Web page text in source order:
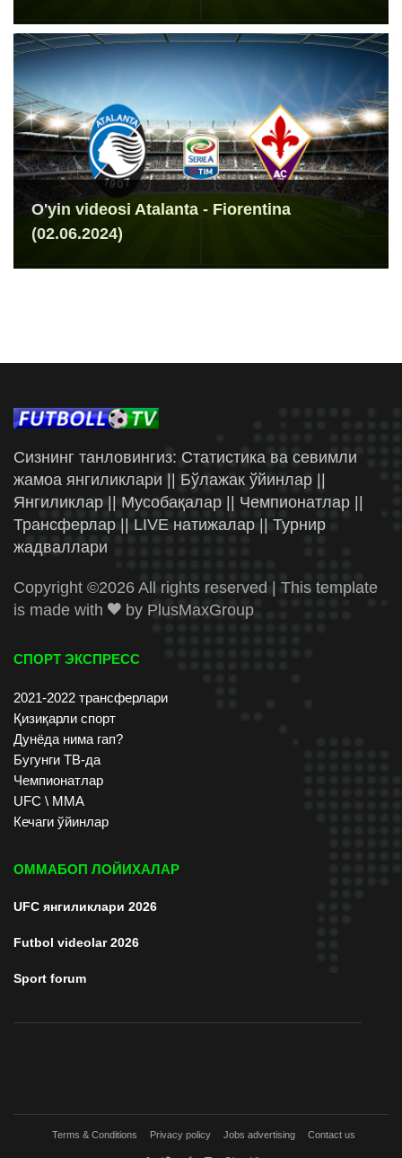
O'yin videosi Atalanta - Fiorentina
(02.06.2024)
Сизнинг танловингиз: Статистика ва севимли
жамоа янгиликлари || Бўлажак ўйинлар ||
Янгиликлар || Мусобақалар || Чемпионатлар ||
Трансферлар || LIVE натижалар || Турнир
жадваллари
Copyright ©2026 All rights reserved | This template
is made with
by PlusMaxGroup
СПОРТ ЭКСПРЕСС
2021-2022 трансферлари
Қизиқарли спорт
Дунёда нима гап?
Бугунги ТВ-да
Чемпионатлар
UFC \ ММА
Кечаги ўйинлар
ОММАБОП ЛОЙИХАЛАР
UFC янгиликлари 2026
Futbol videolar 2026
Sport forum
Terms & Conditions Privacy policy Jobs advertising Contact us